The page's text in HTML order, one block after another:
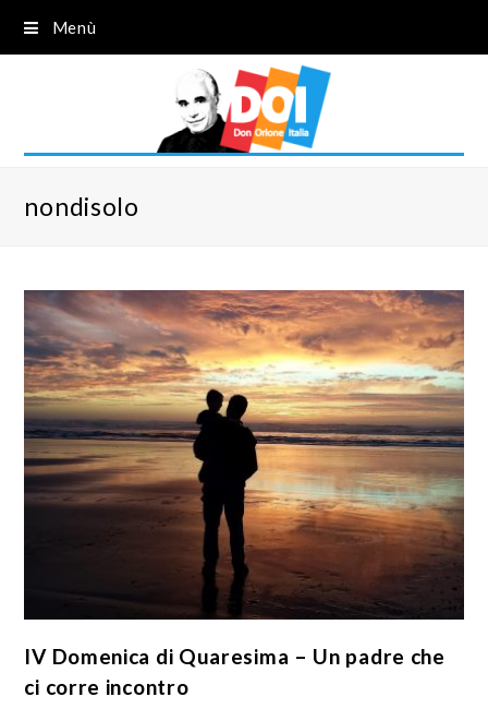
Menù
nondisolo
IV Domenica di Quaresima – Un padre che
ci corre incontro